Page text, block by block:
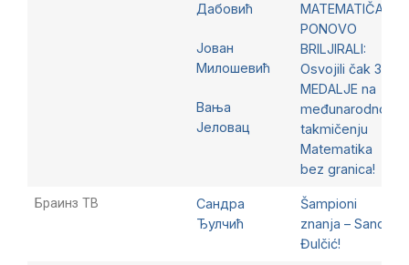
Дабовић
Јован
Милошевић
Вања
Јеловац
MATEMATIČARI
PONOVO
BRILJIRALI:
Osvojili čak 32
MEDALJE na
međunarodnom
takmičenju
Matematika
bez granica!
Браинз ТВ
Сандра
Ђулчић
Šampioni
znanja – Sandra
Đulčić!